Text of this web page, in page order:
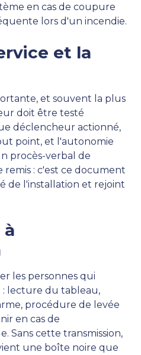
en cas de coupure
lors d'un incendie.
et la
et souvent la plus
doit être testé
déclencheur actionné,
point, et l'autonomie
procès-verbal de
: c'est ce document
de l'installation et rejoint
les personnes qui
lecture du tableau,
procédure de levée
en cas de
Sans cette transmission,
une boîte noire que